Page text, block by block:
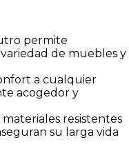
permite
de muebles y
a cualquier
acogedor y
materiales resistentes
su larga vida